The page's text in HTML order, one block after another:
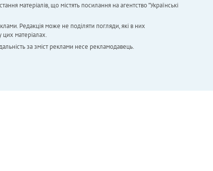
матеріалів, що містять посилання на агентство "Українськi
Редакція може не поділяти погляди, які в них
матеріалах.
за зміст реклами несе рекламодавець.